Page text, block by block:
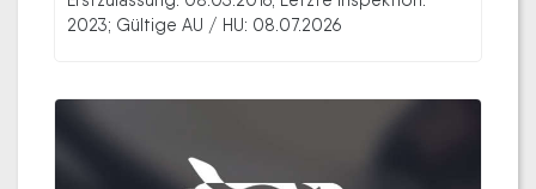
2023; Gültige AU / HU: 08.07.2026